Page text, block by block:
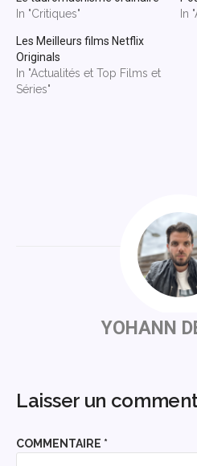
In "Critiques"
In
Les Meilleurs films Netflix
Originals
In "Actualités et Top Films et
Séries"
YOHANN
Laisser un
COMMENTAIRE *